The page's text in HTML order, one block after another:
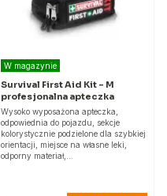
W magazynie
Survival First Aid Kit - M
profesjonalna apteczka
Wysoko wyposażona apteczka,
odpowiednia do pojazdu, sekcje
kolorystycznie podzielone dla szybkiej
orientacji, miejsce na własne leki,
odporny materiał,…